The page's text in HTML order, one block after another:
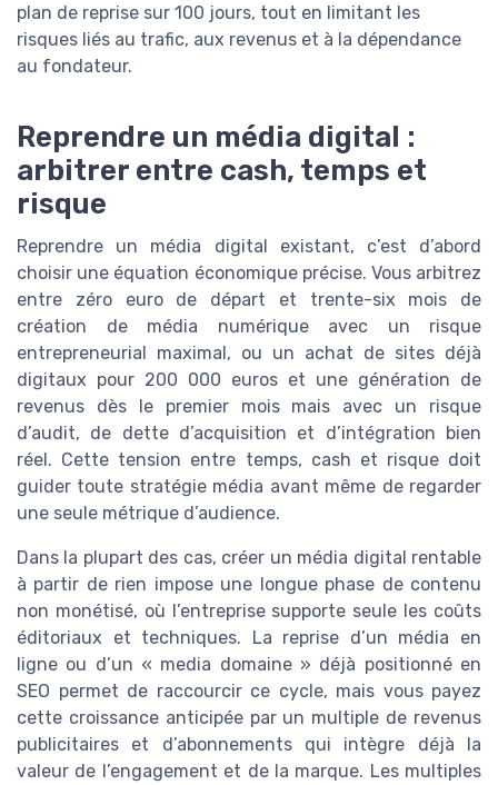
plan de reprise sur 100 jours, tout en limitant les
risques liés au trafic, aux revenus et à la dépendance
au fondateur.
Reprendre un média digital :
arbitrer entre cash, temps et
risque
Reprendre un média digital existant, c’est d’abord
choisir une équation économique précise. Vous arbitrez
entre zéro euro de départ et trente-six mois de
création de média numérique avec un risque
entrepreneurial maximal, ou un achat de sites déjà
digitaux pour 200 000 euros et une génération de
revenus dès le premier mois mais avec un risque
d’audit, de dette d’acquisition et d’intégration bien
réel. Cette tension entre temps, cash et risque doit
guider toute stratégie média avant même de regarder
une seule métrique d’audience.
Dans la plupart des cas, créer un média digital rentable
à partir de rien impose une longue phase de contenu
non monétisé, où l’entreprise supporte seule les coûts
éditoriaux et techniques. La reprise d’un média en
ligne ou d’un « media domaine » déjà positionné en
SEO permet de raccourcir ce cycle, mais vous payez
cette croissance anticipée par un multiple de revenus
publicitaires et d’abonnements qui intègre déjà la
valeur de l’engagement et de la marque. Les multiples